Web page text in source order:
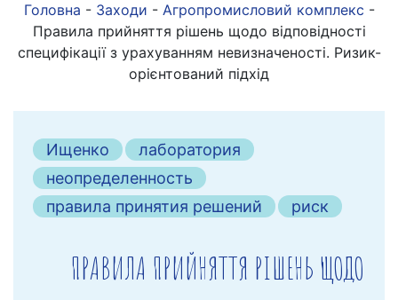
Головна - Заходи - Агропромисловий комплекс -
Правила прийняття рішень щодо відповідності
специфікації з урахуванням невизначеності. Ризик-
орієнтований підхід
Ищенко
лаборатория
неопределенность
правила принятия решений
риск
ПРАВИЛА ПРИЙНЯТТЯ РІШЕНЬ ЩОДО